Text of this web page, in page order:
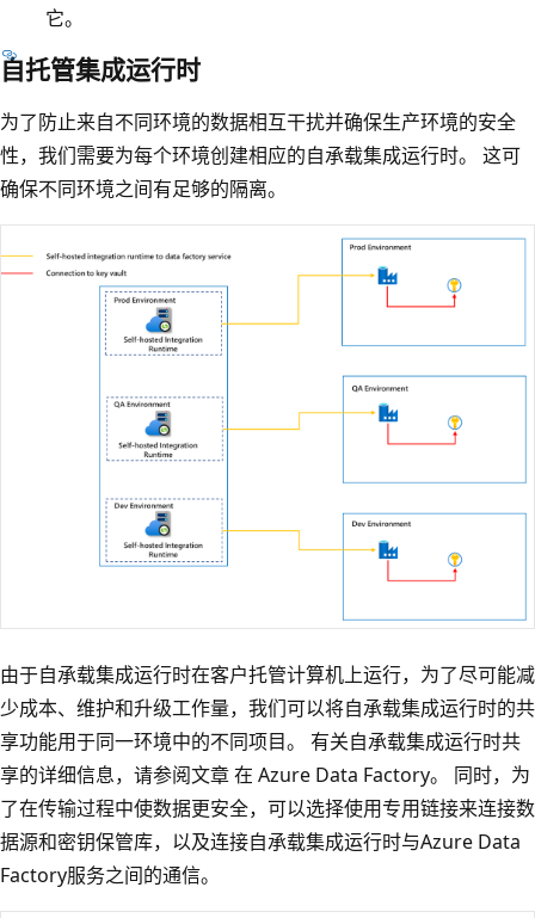
它。
自托管集成运行时
为了防止来自不同环境的数据相互干扰并确保生产环境的安全
性，我们需要为每个环境创建相应的自承载集成运行时。 这可
确保不同环境之间有足够的隔离。
由于自承载集成运行时在客户托管计算机上运行，为了尽可能减
少成本、维护和升级工作量，我们可以将自承载集成运行时的共
享功能用于同一环境中的不同项目。 有关自承载集成运行时共
享的详细信息，请参阅文章在 Azure Data Factory。 同时，为
了在传输过程中使数据更安全，可以选择使用专用链接来连接数
据源和密钥保管库，以及连接自承载集成运行时与Azure Data
Factory服务之间的通信。